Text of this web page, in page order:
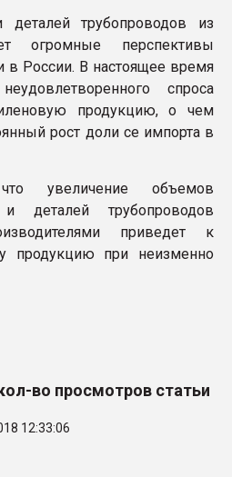
деталей трубопроводов из
огромные перспективы
в России. В настоящее время
спроса
продукцию, о чем
рост доли се импорта в
увеличение объемов
деталей трубопроводов
приведет к
продукцию при неизменно
во просмотров статьи
12:33:06